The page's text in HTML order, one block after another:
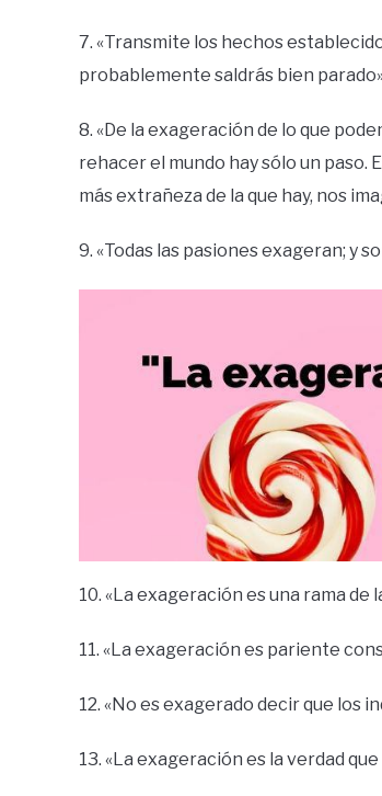
7. «Transmite los hechos
probablemente saldrás bien
8. «De la exageración de lo que
rehacer el mundo hay sólo un paso.
más extrañeza de la que hay, nos
9. «Todas las pasiones exageran; y
10. «La exageración es una rama de
11. «La exageración es pariente
12. «No es exagerado decir que los
13. «La exageración es la verdad